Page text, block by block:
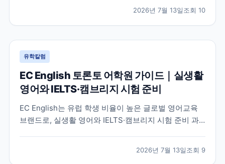
2026년 7월 13일조회 10
유학칼럼
EC English 토론토 어학원 가이드｜실생활
영어와 IELTS·캠브리지 시험 준비
EC English는 유럽 학생 비율이 높은 글로벌 영어교육
브랜드로, 실생활 영어와 IELTS·캠브리지 시험 준비 과
2026년 7월 13일조회 9